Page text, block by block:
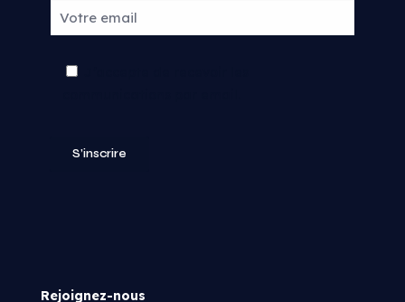
Rejoignez-nous